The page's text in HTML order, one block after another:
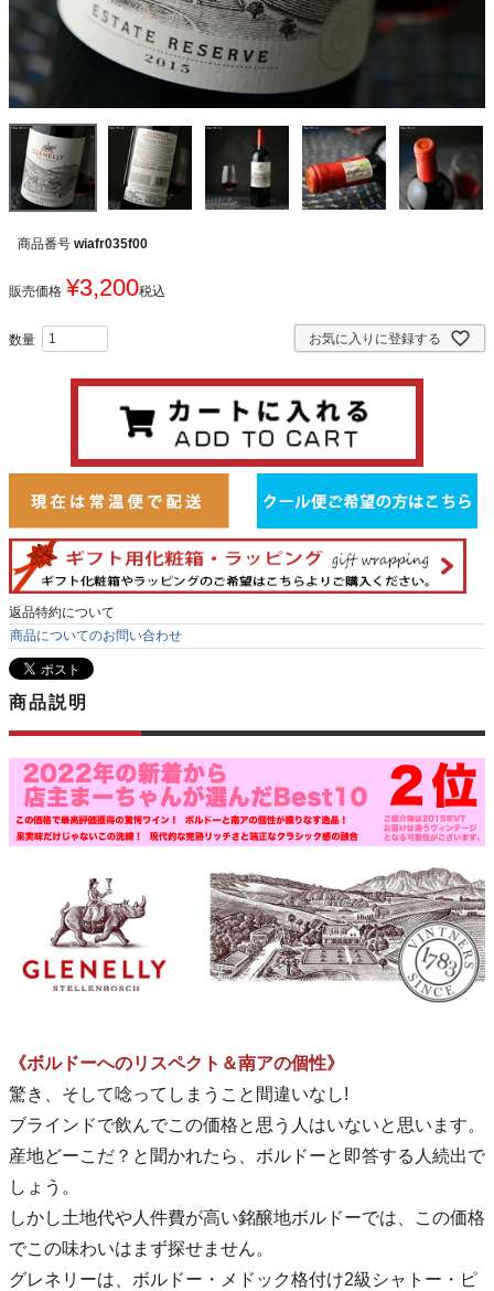
商品番号 wiafr035f00
販売価格 ¥3,200税込
お気に入りに登録する
返品特約について
商品についてのお問い合わせ
商品説明
《ボルドーへのリスペクト＆南アの個性》
驚き、そして唸ってしまうこと間違いなし!
ブラインドで飲んでこの価格と思う人はいないと思います。
産地どーこだ？と聞かれたら、ボルドーと即答する人続出で
しょう。
しかし土地代や人件費が高い銘醸地ボルドーでは、この価格
でこの味わいはまず探せません。
グレネリーは、ボルドー・メドック格付け2級シャトー・ピ